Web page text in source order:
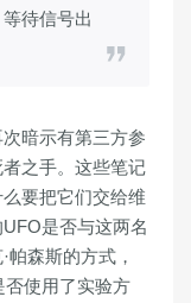
待信号出
暗示有第三方参
之手。这些笔记
要把它们交给维
是否与这两名
森斯的方式，
否使用了实验方